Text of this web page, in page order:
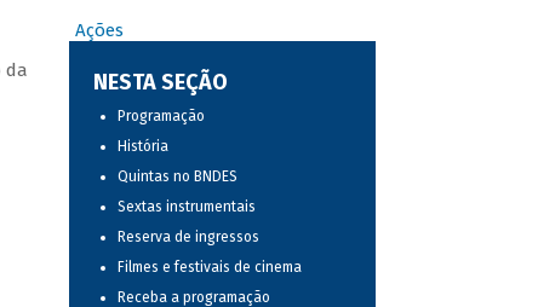
da
Ações
NESTA SEÇÃO
Programação
História
Quintas no BNDES
Sextas instrumentais
Reserva de ingressos
Filmes e festivais de cinema
Receba a programação